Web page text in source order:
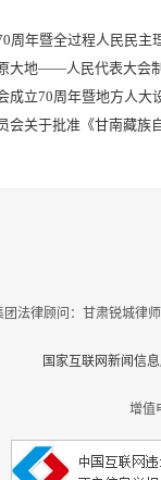
周年暨全过程人民民主
大地——人民代表大会
成立70周年暨地方人
会关于批准《甘南藏
团法律顾问：甘肃锐城
国家互联网新闻信
增值